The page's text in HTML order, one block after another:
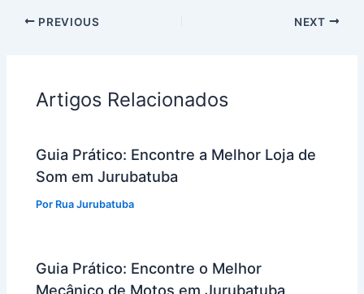
PREVIOUS NEXT
Artigos Relacionados
Guia Prático: Encontre a Melhor Loja de
Som em Jurubatuba
Por Rua Jurubatuba
Guia Prático: Encontre o Melhor
Mecânico de Motos em Jurubatuba